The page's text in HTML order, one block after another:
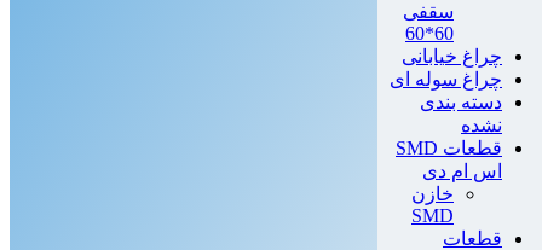
سقفی
60*60
چراغ خیابانی
چراغ سوله ای
دسته بندی
نشده
قطعات SMD
اس ام دی
خازن
SMD
قطعات